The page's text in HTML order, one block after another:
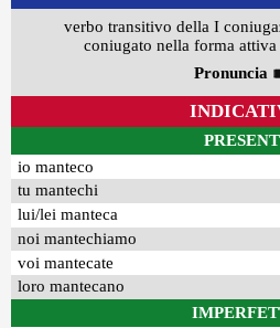
verbo transitivo della I
coniugato nella forma attiva
Pronuncia
io manteco
tu mantechi
lui/lei manteca
noi mantechiamo
voi mantecate
loro mantecano